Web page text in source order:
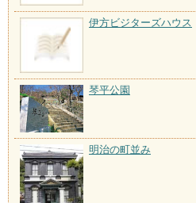
伊方ビジターズハウス
琴平公園
明治の町並み